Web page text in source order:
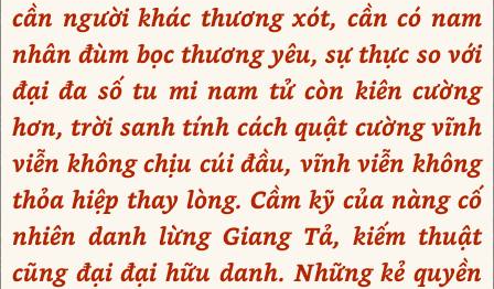
cần người khác thương xót, cần có nam
nhân đùm bọc thương yêu, sự thực so với
đại đa số tu mi nam tử còn kiên cường
hơn, trời sanh tính cách quật cường vĩnh
viễn không chịu cúi đầu, vĩnh viễn không
thỏa hiệp thay lòng. Cầm kỹ của nàng cố
nhiên danh lừng Giang Tả, kiếm thuật
cũng đại đại hữu danh. Những kẻ quyền